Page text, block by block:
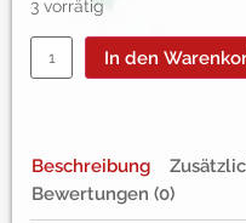
3 vorrätig
In den
Beschreibung
Bewertungen (0)